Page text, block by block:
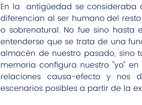
En la  antigüedad se
diferencian al ser humano del
o sobrenatural. No fue sino
entenderse que se trata de una
almacén de nuestro pasado, sino
memoria configura nuestro "yo"
relaciones causa-efecto y nos
escenarios posibles a partir de la